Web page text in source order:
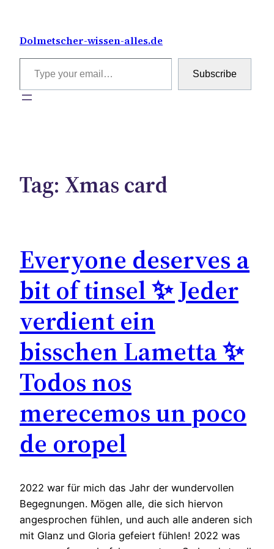
content
Dolmetscher-wissen-alles.de
Type your email…
Subscribe
Tag: Xmas card
Everyone deserves a
bit of tinsel ✨ Jeder
verdient ein
bisschen Lametta ✨
Todos nos
merecemos un poco
de oropel
2022 war für mich das Jahr der wundervollen
Begegnungen. Mögen alle, die sich hiervon
angesprochen fühlen, und auch alle anderen sich
mit Glanz und Gloria gefeiert fühlen! 2022 was